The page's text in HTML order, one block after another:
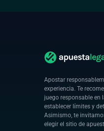
Apostar
experiencia. Te
juego responsable en
establecer límites y
Asimismo, te
elegir el sitio de